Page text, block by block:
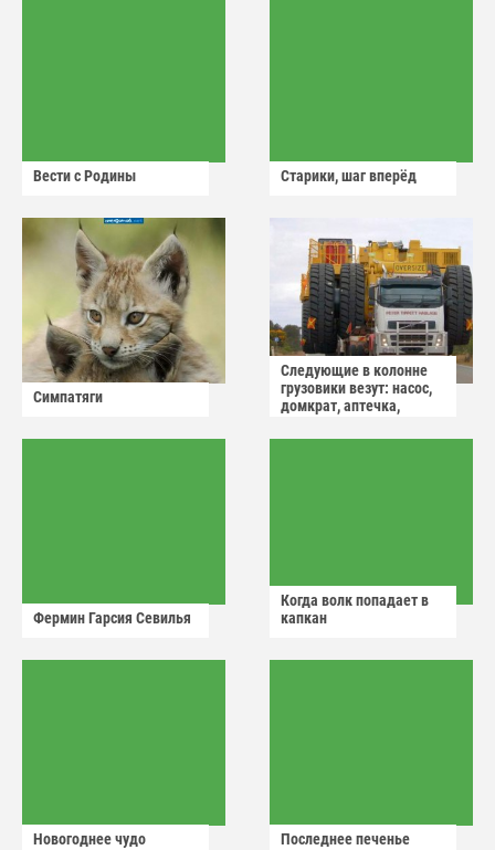
Вести с Родины Старики, шаг вперёд
Симпатяги
Следующие в колонне
грузовики везут: насос,
домкрат, аптечка,
Фермин Гарсия Севилья
Когда волк попадает в
капкан
Новогоднее чудо Последнее печенье